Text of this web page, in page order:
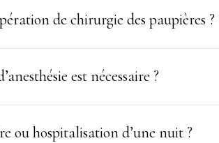
de chirurgie des paupières ?
est nécessaire ?
ou hospitalisation d’une nuit ?